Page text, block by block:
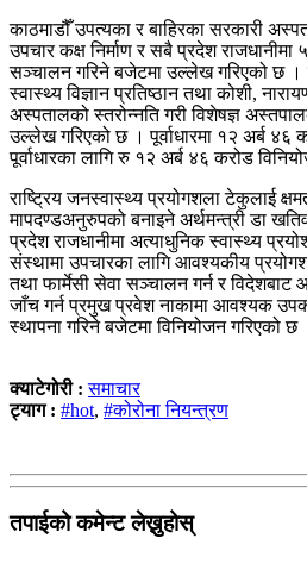
काठमाडौँ उपत्यका र बाहिरका सरकारी
उपचार कक्ष निर्माण र सबै प्रदेश
सञ्चालन गरिने बजेटमा उल्लेख गरिएको छ ।
स्वास्थ्य विज्ञान प्रतिष्ठान तथा कोशी,
अस्पतालको स्तरोन्नति गरी विशेषज्ञ
उल्लेख गरिएको छ । पूर्वाधारमा १२ अर्ब
पूर्वाधारका लागि रु १२ अर्ब ४६ करोड
राष्ट्रिय जनस्वास्थ्य प्रयोगशला टेकुलाई
मापदण्डअनुरुपको बनाइने अर्थमन्त्री डा
प्रदेश राजधानीमा अत्याधुनिक स्वास्थ्य
संस्थामा उपचारका लागि आवश्यकीय
तथा फार्मेसी सेवा सञ्चालन गर्न र विदेशबाट
जाँच गर्न प्रमुख प्रवेश नाकामा आवश्यक
स्थापना गरिने बजेटमा विनियोजन गरिएको छ
क्याटेगोरी :समाचार
ट्याग : #hot, #कोरोना नियन्त्रण
तपाईको कमेन्ट लेख्नुहोस्